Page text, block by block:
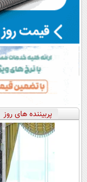
پربیننده های روز